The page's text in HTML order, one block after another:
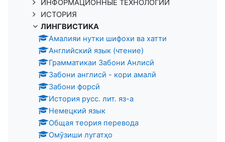
ИНФОРМАЦИОННЫЕ ТЕХНОЛОГИИ
ИСТОРИЯ
ЛИНГВИСТИКА
Амалияи нутки шифохи ва хатти
Английский язык (чтение)
Грамматикаи Забони Анлисӣ
Забони англисӣ - кори амалӣ
Забони форсӣ
История русс. лит. яз-а
Немецкий язык
Общая теория перевода
Омӯзиши лугатҳо